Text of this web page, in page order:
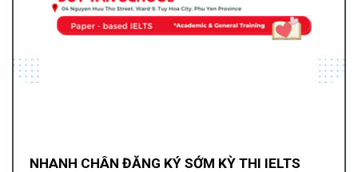
NHANH CHÂN ĐĂNG KÝ SỚM KỲ THI IELTS